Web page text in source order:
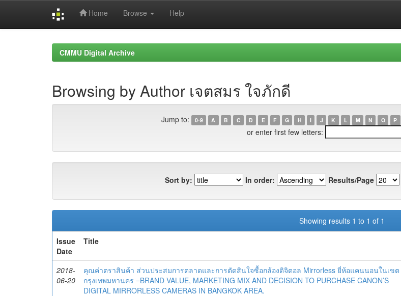
Home Browse Help
CMMU Digital Archive
Browsing by Author เจตสมร ใจภักดี
Jump to: 0-9 A B C D E F G H I J K L M N O P
or enter first few letters:
Sort by: In order: Results/Page
Showing results 1 to 1 of 1
Issue
Date
Title
2018-
06-20
คุณค่าตราสินค้า ส่วนประสมการตลาดและการตัดสินใจซื้อกล้องดิจิตอล Mirrorless ยี่ห้อแคนนอนในเขต
กรุงเทพมหานคร =BRAND VALUE, MARKETING MIX AND DECISION TO PURCHASE CANON’S
DIGITAL MIRRORLESS CAMERAS IN BANGKOK AREA.